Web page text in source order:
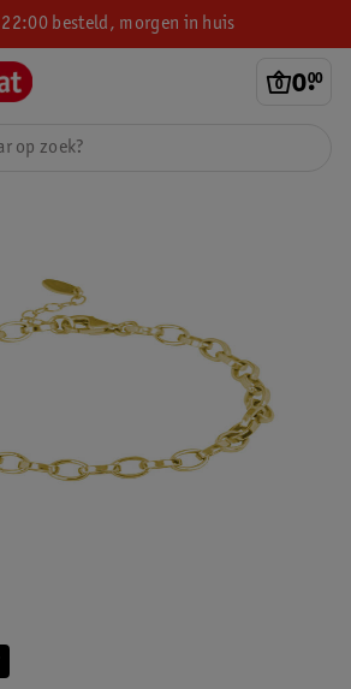
besteld, morgen in huis
0.
00